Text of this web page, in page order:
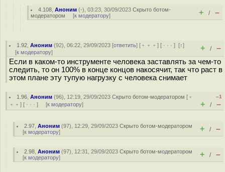
4.108 ,Аноним (-), 03:23, 30/09/2023Скрыто ботом-
модератором [к модератору] + / –
1.92 ,Аноним (92), 06:22, 29/09/2023 [ответить] [ ﹢﹢﹢] [ · · ·][↑]
[к модератору] + / –
Если в каком-то инструменте человека заставлять за чем-то
следить, то он 100% в конце концов накосячит, так что раст в
этом плане эту тупую нагрузку с человека снимает
1.96 ,Аноним (96), 12:19, 29/09/2023Скрыто ботом-модератором [ ﹢
﹢﹢ ] [ · · · ] [к модератору]
–1
+ / –
2.97 ,Аноним (97), 12:29, 29/09/2023Скрыто ботом-модератором
[к модератору] + / –
2.98 ,Аноним (97), 12:31, 29/09/2023Скрыто ботом-модератором
[к модератору] + / –